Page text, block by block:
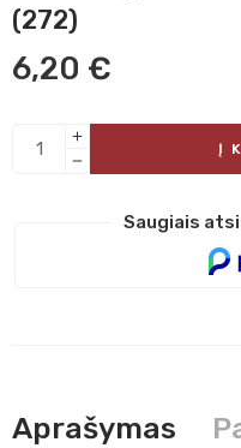
(272)
6,20 €
Į
Saugiais
Aprašymas